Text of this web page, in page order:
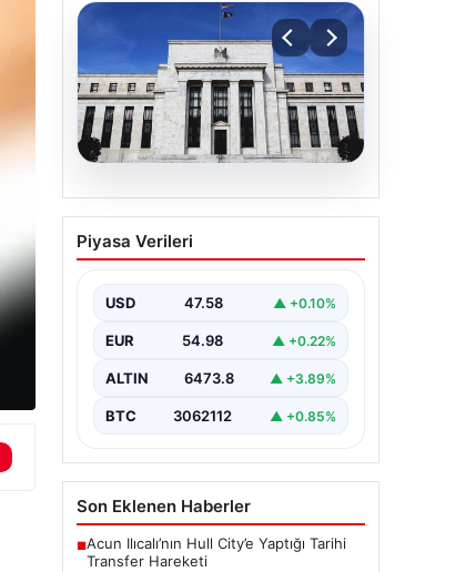
05.08.2026
Fed faizi sabit tuttu
{“title”: “ABD Merkez Bankası Faiz
Piyasa Verileri
USD 47.58 ▲ +0.10%
EUR 54.98 ▲ +0.22%
ALTIN 6473.8 ▲ +3.89%
BTC 3062112 ▲ +0.85%
Son Eklenen Haberler
■Acun Ilıcalı’nın Hull City’e Yaptığı Tarihi
Transfer Hareketi